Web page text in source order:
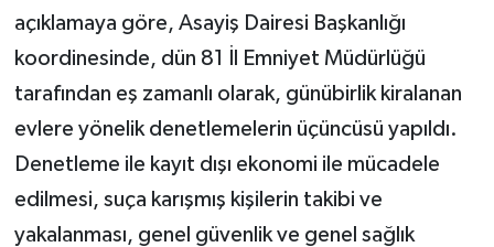
açıklamaya göre, Asayiş Dairesi Başkanlığı
koordinesinde, dün 81 İl Emniyet Müdürlüğü
tarafından eş zamanlı olarak, günübirlik kiralanan
evlere yönelik denetlemelerin üçüncüsü yapıldı.
Denetleme ile kayıt dışı ekonomi ile mücadele
edilmesi, suça karışmış kişilerin takibi ve
yakalanması, genel güvenlik ve genel sağlık